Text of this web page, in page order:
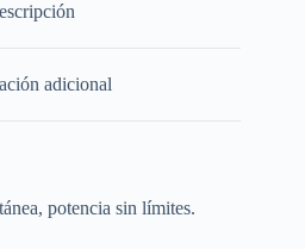
adicional
potencia sin límites.